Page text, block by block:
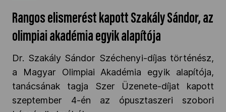
Los Angeles 2028
MOB
Kettőskarrier-program
Rangos elismerést kapott Szakály Sándor, az
olimpiai akadémia egyik alapítója
Dr. Szakály Sándor Széchenyi-díjas történész,
a Magyar Olimpiai Akadémia egyik alapítója,
tanácsának tagja Szer Üzenete-díjat kapott
szeptember 4-én az ópusztaszeri szobori